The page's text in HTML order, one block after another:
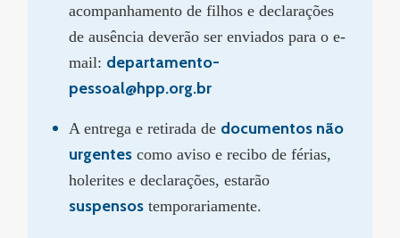
acompanhamento de filhos e declarações
de ausência deverão ser enviados para o e-
mail: departamento-
pessoal@hpp.org.br
A entrega e retirada de documentos não
urgentes como aviso e recibo de férias,
holerites e declarações, estarão
suspensos temporariamente.